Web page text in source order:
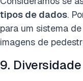
tipos de dados.
para um sistema
imagens de
9.